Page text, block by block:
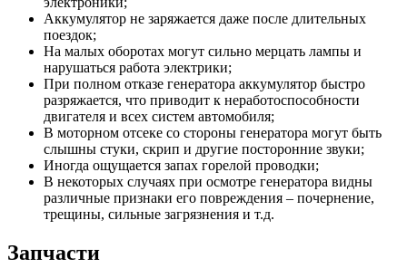
Аккумулятор не заряжается даже после длительных
поездок;
На малых оборотах могут сильно мерцать лампы и
нарушаться работа электрики;
При полном отказе генератора аккумулятор быстро
разряжается, что приводит к неработоспособности
двигателя и всех систем автомобиля;
В моторном отсеке со стороны генератора могут быть
слышны стуки, скрип и другие посторонние звуки;
Иногда ощущается запах горелой проводки;
В некоторых случаях при осмотре генератора видны
различные признаки его повреждения – почернение,
трещины, сильные загрязнения и т.д.
Запчасти